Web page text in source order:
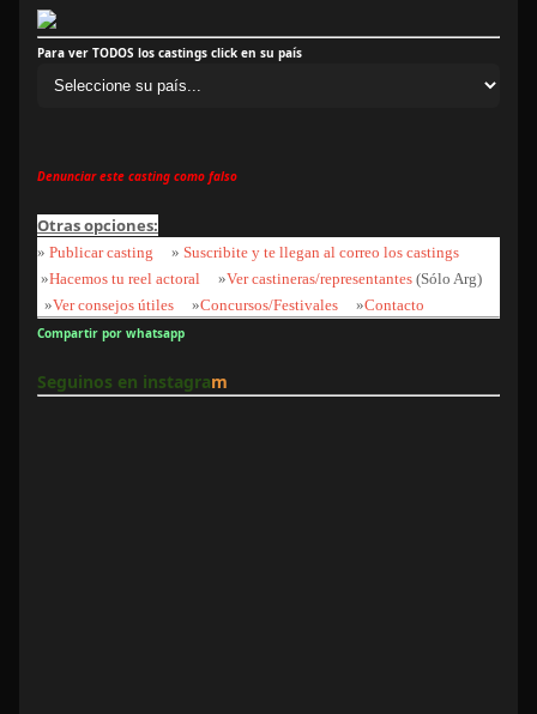
Para ver TODOS los castings click en su país
Denunciar este casting como falso
Otras opciones:
» Publicar casting » Suscribite y te llegan al correo los castings
»Hacemos tu reel actoral »Ver castineras/representantes (Sólo Arg)
»Ver consejos útiles »Concursos/Festivales »Contacto
Compartir por whatsapp
Seguinos en instagram